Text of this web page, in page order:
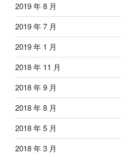
2019 年 8 月
2019 年 7 月
2019 年 1 月
2018 年 11 月
2018 年 9 月
2018 年 8 月
2018 年 5 月
2018 年 3 月